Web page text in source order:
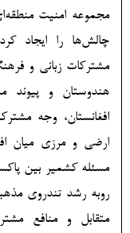
مجموعه امنیت
چالش‌ها را ایجاد
مشترکات زبانی و
هندوستان و پیوند
افغانستان، وجه
ارضی و مرزی میان
مسئله کشمیر بین
روبه رشد تندروی
متقابل و منافع